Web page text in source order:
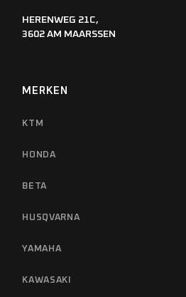
HERENWEG 21C,
3602 AM MAARSSEN
MERKEN
KTM
HONDA
BETA
HUSQVARNA
YAMAHA
KAWASAKI